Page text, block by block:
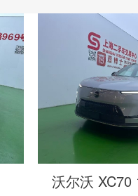
奔驰 C级